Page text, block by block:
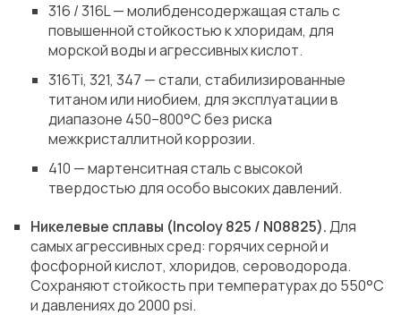
316 / 316L — молибденсодержащая сталь с
повышенной стойкостью к хлоридам, для
морской воды и агрессивных кислот.
316Ti, 321, 347 — стали, стабилизированные
титаном или ниобием, для эксплуатации в
диапазоне 450–800°C без риска
межкристаллитной коррозии.
410 — мартенситная сталь с высокой
твердостью для особо высоких давлений.
Никелевые сплавы (Incoloy 825 / N08825).Для
самых агрессивных сред: горячих серной и
фосфорной кислот, хлоридов, сероводорода.
Сохраняют стойкость при температурах до 550°C
и давлениях до 2000 psi.